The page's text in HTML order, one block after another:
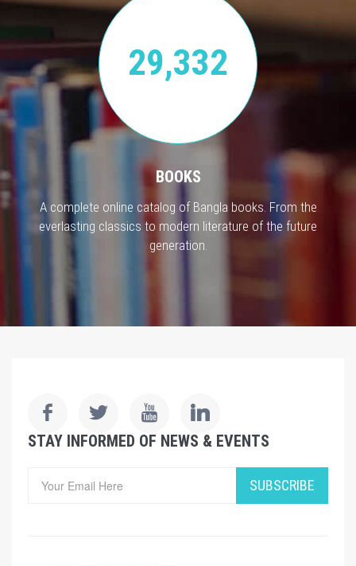
29,332
BOOKS
A complete online catalog of Bangla books. From the
everlasting classics to modern literature of the future
generation.
STAY INFORMED OF NEWS & EVENTS
SUBSCRIBE